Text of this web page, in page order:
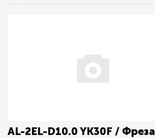
AL-2EL-D10.0 YK30F / Фреза